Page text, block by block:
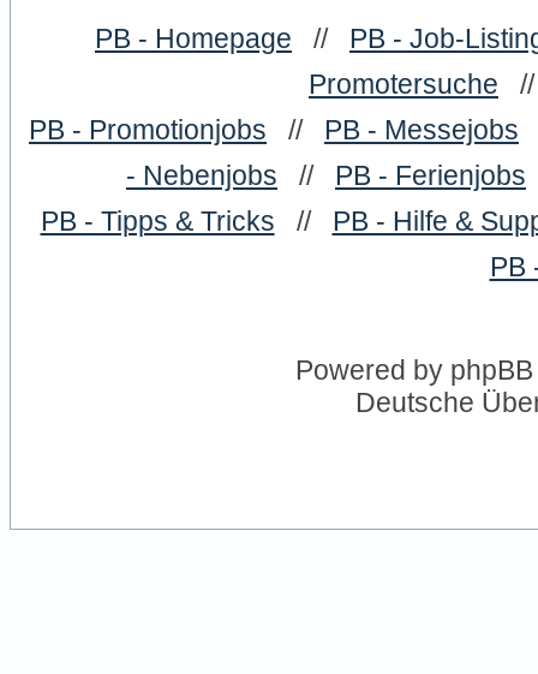
PB - Homepage // PB - Job-
Promotersuche
PB - Promotionjobs // PB - Messejobs
- Nebenjobs // PB - Ferienjobs
PB - Tipps & Tricks // PB - Hilfe &
PB
Powered by phpBB
Deutsche